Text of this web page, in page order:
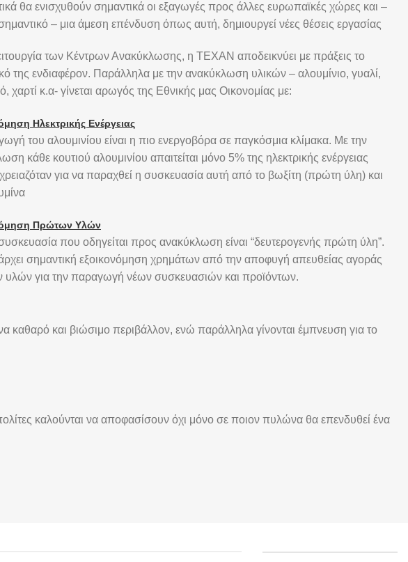
θα ενισχυθούν σημαντικά οι εξαγωγές προς άλλες ευρωπαϊκές χώρες και –
– μια άμεση επένδυση όπως αυτή, δημιουργεί νέες θέσεις εργασίας
των Κέντρων Ανακύκλωσης, η TEXAN αποδεικνύει με πράξεις το
της ενδιαφέρον. Παράλληλα με την ανακύκλωση υλικών – αλουμίνιο, γυαλί,
χαρτί κ.α- γίνεται αρωγός της Εθνικής μας Οικονομίας με:
Ηλεκτρικής Ενέργειας
του αλουμινίου είναι η πιο ενεργοβόρα σε παγκόσμια κλίμακα. Με την
κάθε κουτιού αλουμινίου απαιτείται μόνο 5% της ηλεκτρικής ενέργειας
για να παραχθεί η συσκευασία αυτή από το βωξίτη (πρώτη ύλη) και
Πρώτων Υλών
που οδηγείται προς ανακύκλωση είναι “δευτερογενής πρώτη ύλη”.
σημαντική εξοικονόμηση χρημάτων από την αποφυγή απευθείας αγοράς
για την παραγωγή νέων συσκευασιών και προϊόντων.
καθαρό και βιώσιμο περιβάλλον, ενώ παράλληλα γίνονται έμπνευση για το
καλούνται να αποφασίσουν όχι μόνο σε ποιον πυλώνα θα επενδυθεί ένα